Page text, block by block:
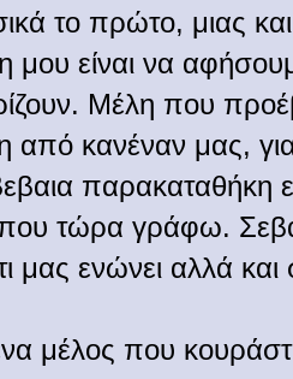
το πρώτο, μιας
είναι να
Μέλη που
από κανέναν μας,
παρακαταθήκη
τώρα γράφω.
μας ενώνει αλλά και
μέλος που